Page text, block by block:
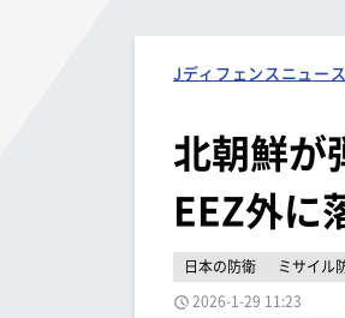
Jディフェンスニュース
北朝鮮
EEZ外に
日本の防衛
ミサイル
2026-1-29 11:23